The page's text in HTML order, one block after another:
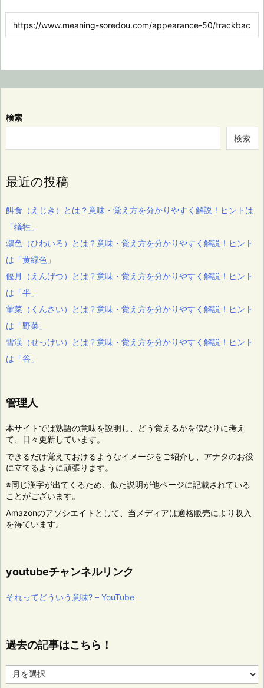
検索
検索
最近の投稿
餌食（えじき）とは？意味・覚え方を分かりやすく解説！ヒントは
「犠牲」
鶸色（ひわいろ）とは？意味・覚え方を分かりやすく解説！ヒント
は「黄緑色」
偃月（えんげつ）とは？意味・覚え方を分かりやすく解説！ヒント
は「半」
葷菜（くんさい）とは？意味・覚え方を分かりやすく解説！ヒント
は「野菜」
雪渓（せっけい）とは？意味・覚え方を分かりやすく解説！ヒント
は「谷」
管理人
本サイトでは熟語の意味を説明し、どう覚えるかを僕なりに考え
て、日々更新しています。
できるだけ覚えておけるようなイメージをご紹介し、アナタのお役
に立てるように頑張ります。
※同じ漢字が出てくるため、似た説明が他ページに記載されている
ことがございます。
Amazonのアソシエイトとして、当メディアは適格販売により収入
を得ています。
youtubeチャンネルリンク
それってどういう意味? – YouTube
過去の記事はこちら！
去